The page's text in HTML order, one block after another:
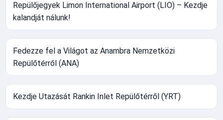
Repülőjegyek Limon International Airport (LIO) – Kezdje
kalandját nálunk!
Fedezze fel a Világot az Anambra Nemzetközi
Repülőtérről (ANA)
Kezdje Utazását Rankin Inlet Repülőtérről (YRT)